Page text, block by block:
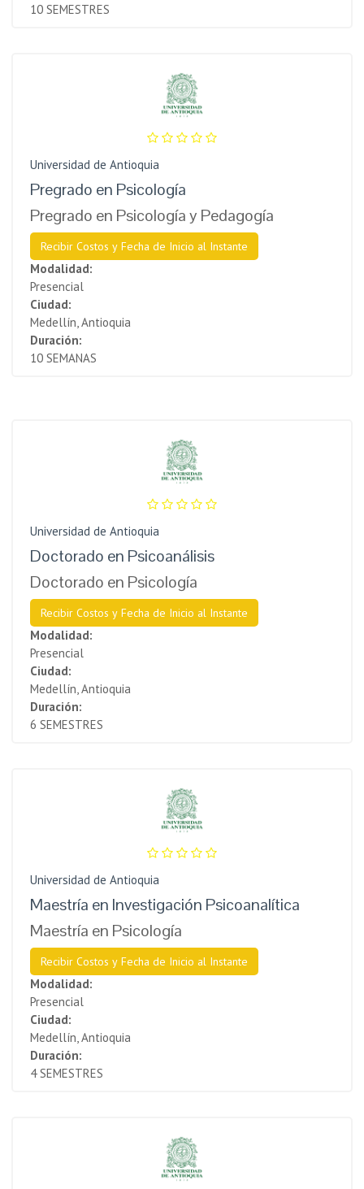
10 SEMESTRES
Universidad de Antioquia
Pregrado en Psicología
Pregrado en Psicología y Pedagogía
Recibir Costos y Fecha de Inicio al Instante
Modalidad:
Presencial
Ciudad:
Medellín, Antioquia
Duración:
10 SEMANAS
Universidad de Antioquia
Doctorado en Psicoanálisis
Doctorado en Psicología
Recibir Costos y Fecha de Inicio al Instante
Modalidad:
Presencial
Ciudad:
Medellín, Antioquia
Duración:
6 SEMESTRES
Universidad de Antioquia
Maestría en Investigación Psicoanalítica
Maestría en Psicología
Recibir Costos y Fecha de Inicio al Instante
Modalidad:
Presencial
Ciudad:
Medellín, Antioquia
Duración:
4 SEMESTRES